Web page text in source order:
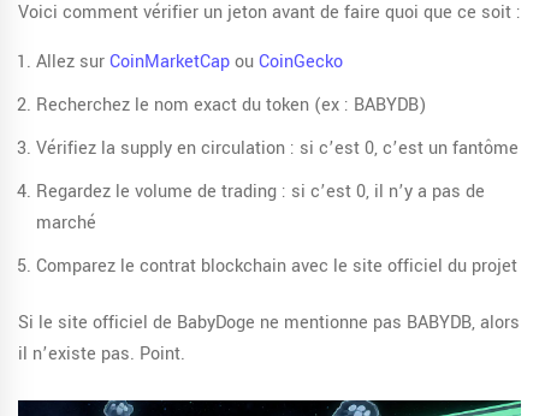
Voici comment vérifier un jeton avant de faire quoi que ce soit :
Allez surCoinMarketCapouCoinGecko
Recherchez le nom exact du token (ex : BABYDB)
Vérifiez la supply en circulation : si c’est 0, c’est un fantôme
Regardez le volume de trading : si c’est 0, il n’y a pas de
marché
Comparez le contrat blockchain avec le site officiel du projet
Si le site officiel de BabyDoge ne mentionne pas BABYDB, alors
il n’existe pas. Point.